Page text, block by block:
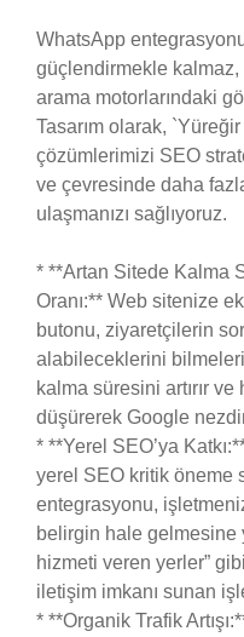
WhatsApp
güçlendirmekle kalmaz,
arama motorlarındaki
Tasarım olarak,
çözümlerimizi SEO
ve çevresinde daha
ulaşmanızı sağlıyoruz.
* **Artan Sitede Kalma
Oranı:** Web sitenize
butonu, ziyaretçilerin
alabileceklerini
kalma süresini artırır ve
düşürerek Google
* **Yerel SEO’ya
yerel SEO kritik öneme
entegrasyonu,
belirgin hale gelmesine
hizmeti veren yerler”
iletişim imkanı sunan
* **Organik Trafik